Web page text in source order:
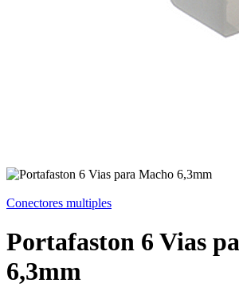
Conectores multiples
Portafaston 6 Vias
6,3mm